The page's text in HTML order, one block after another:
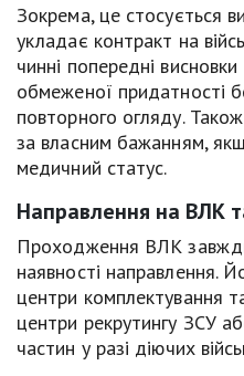
Зокрема, це стосується
укладає контракт на
чинні попередні
обмеженої придатності
повторного огляду.
за власним бажанням,
медичний статус.
Направлення на ВЛК
Проходження ВЛК
наявності направлення.
центри комплектування
центри рекрутингу ЗСУ
частин у разі діючих